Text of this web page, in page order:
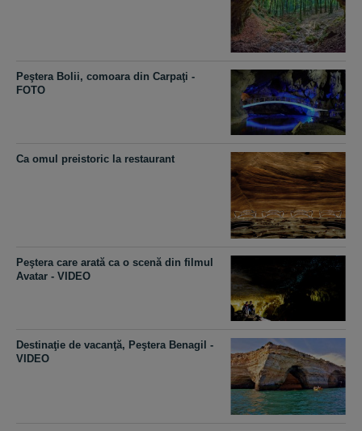
Peştera Bolii, comoara din Carpaţi -
FOTO
Ca omul preistoric la restaurant
Peştera care arată ca o scenă din filmul
Avatar - VIDEO
Destinaţie de vacanţă, Peştera Benagil -
VIDEO